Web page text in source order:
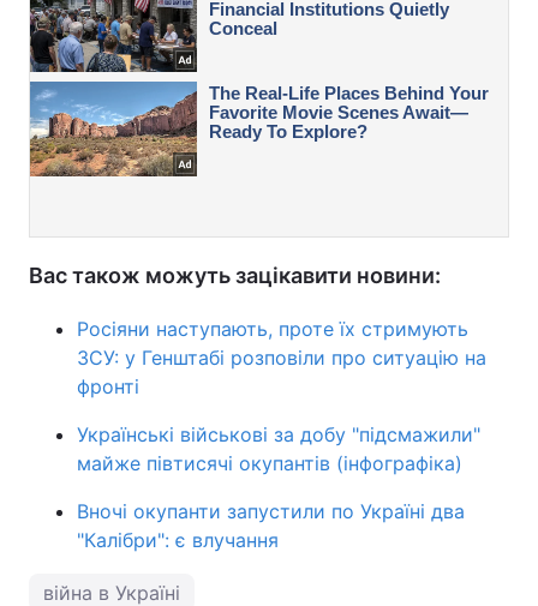
Вас також можуть зацікавити новини:
Росіяни наступають, проте їх стримують
ЗСУ: у Генштабі розповіли про ситуацію на
фронті
Українські військові за добу "підсмажили"
майже півтисячі окупантів (інфографіка)
Вночі окупанти запустили по Україні два
"Калібри": є влучання
війна в Україні